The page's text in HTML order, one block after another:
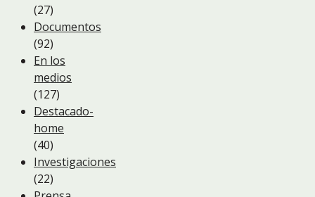
(27)
Documentos
(92)
En los
medios
(127)
Destacado-
home
(40)
Investigaciones
(22)